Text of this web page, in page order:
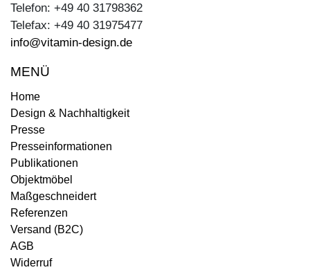
Telefon: +49 40 31798362
Telefax: +49 40 31975477
info@vitamin-design.de
MENÜ
Home
Design & Nachhaltigkeit
Presse
Presseinformationen
Publikationen
Objektmöbel
Maßgeschneidert
Referenzen
Versand (B2C)
AGB
Widerruf